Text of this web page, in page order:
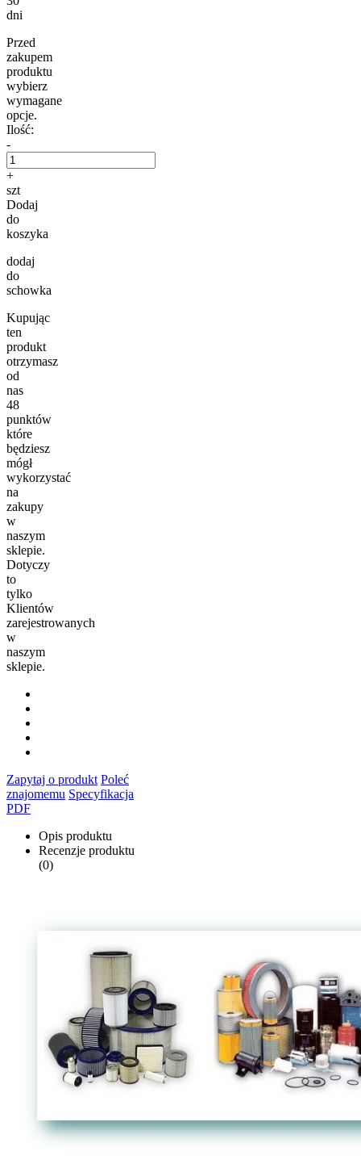
dni
Przed
zakupem
produktu
wybierz
wymagane
opcje.
Ilość:
-
+
szt
Dodaj
do
koszyka
dodaj
do
schowka
Kupując
ten
produkt
otrzymasz
od
nas
48
punktów
które
będziesz
mógł
wykorzystać
na
zakupy
w
naszym
sklepie.
Dotyczy
to
tylko
Klientów
zarejestrowanych
w
naszym
sklepie.
Zapytaj o produkt Poleć
znajomemu Specyfikacja
PDF
Opis produktu
Recenzje produktu
(0)